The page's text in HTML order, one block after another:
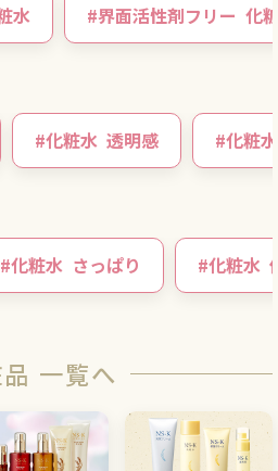
水 #界面活性剤フリー 化
#化粧水 透明感 #化粧水
#化粧水 さっぱり #化粧水
一覧へ